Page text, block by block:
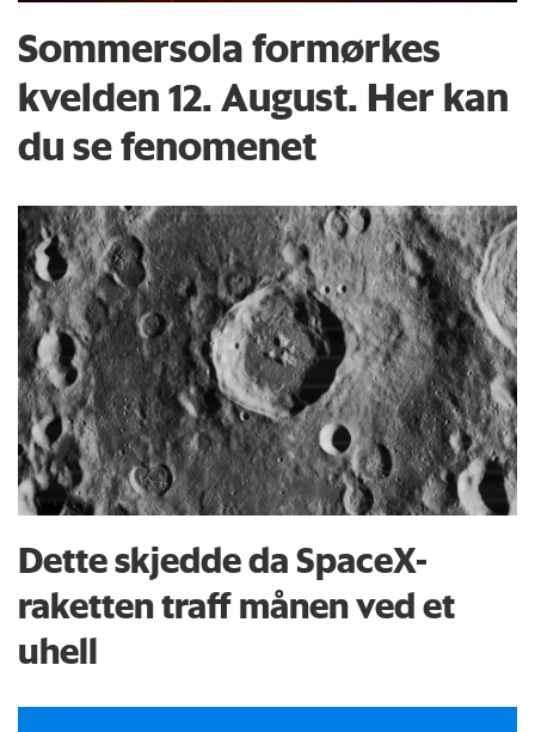
Sommersola formørkes
kvelden 12. August. Her kan
du se fenomenet
Dette skjedde da SpaceX-
raketten traff månen ved et
uhell